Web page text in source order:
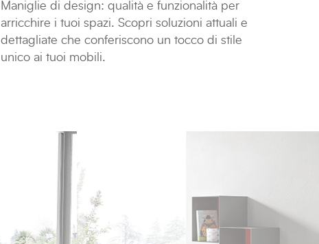
Maniglie di design: qualità e funzionalità per
arricchire i tuoi spazi. Scopri soluzioni attuali e
dettagliate che conferiscono un tocco di stile
unico ai tuoi mobili.